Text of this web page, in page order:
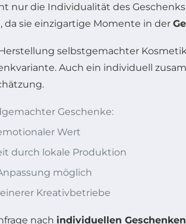
nur die Individualität des
da sie einzigartige Momente in der
selbstgemachter
Auch ein individuell
Geschenke:
Wert
durch lokale Produktion
möglich
Kreativbetriebe
nach individuellen Geschenken